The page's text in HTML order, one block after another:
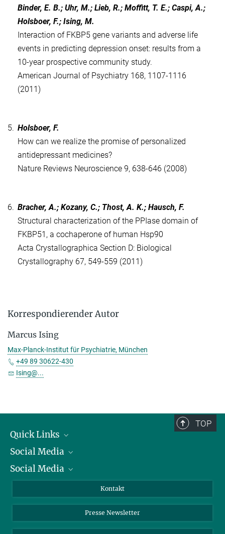
Binder, E. B.; Uhr, M.; Lieb, R.; Moffitt, T. E.; Caspi, A.;
Holsboer, F.; Ising, M.
Interaction of FKBP5 gene variants and adverse life
events in predicting depression onset: results from a
10-year prospective community study.
American Journal of Psychiatry 168, 1107-1116
(2011)
5. Holsboer, F.
How can we realize the promise of personalized
antidepressant medicines?
Nature Reviews Neuroscience 9, 638-646 (2008)
6. Bracher, A.; Kozany, C.; Thost, A. K.; Hausch, F.
Structural characterization of the PPIase domain of
FKBP51, a cochaperone of human Hsp90
Acta Crystallographica Section D: Biological
Crystallography 67, 549-559 (2011)
Korrespondierender Autor
Marcus Ising
Max-Planck-Institut für Psychiatrie, München
+49 89 30622-430
Ising@...
TOP
Quick Links
Präsident
Zahlen und Fakten
Social Media
Bluesky
TikTok
Social Media
Instagram
YouTube
Kontakt
Presse Newsletter